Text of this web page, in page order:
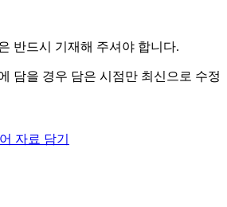
반드시 기재해 주셔야 합니다.
담을 경우 담은 시점만 최신으로 수정
자료 담기